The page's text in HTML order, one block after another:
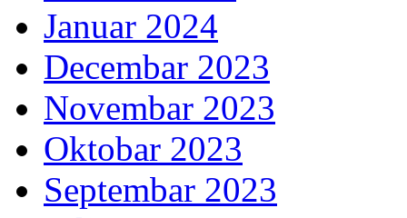
Januar 2024
Decembar 2023
Novembar 2023
Oktobar 2023
Septembar 2023